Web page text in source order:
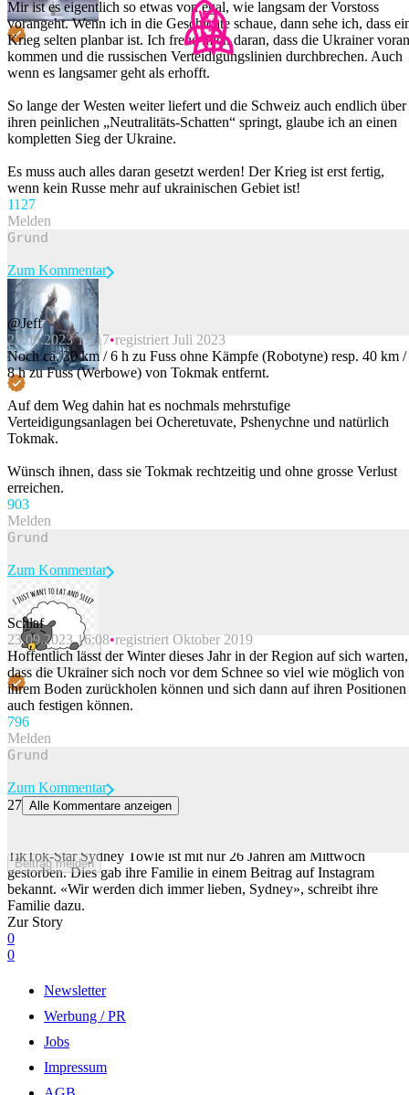
Mir ist es eigentlich so etwas von egal, wie langsam der Vorstoss
vorangeht. Wenn ich in die Geschichte schaue, dann sehe ich, dass
Krieg selten planbar ist. Ich freue mich daran, dass die Ukrainer voran
kommen und die russischen Verteidigungslinien durchbrechen. Auch
wenn es langsamer geht als erhofft.
So lange der Westen weiter liefert und die Schweiz auch endlich über
ihren peinlichen „Neutralitäts-Schatten“ springt, glaube ich an einen
kompletten Sieg der Ukraine.
Es muss auch alles daran gesetzt werden! Der Krieg ist erst fertig,
wenn kein Russe mehr auf ukrainischen Gebiet ist!
1127
Melden
Beitrag melden
Zum Kommentar
@Jeff
23.09.2023 17:17 registriert Juli 2023
Noch ca. 30 km / 6 h zu Fuss ohne Kämpfe (Robotyne) resp. 40 km /
8 h zu Fuss (Werbowe) von Tokmak entfernt.
Auf dem Weg dahin hat es nochmals mehrstufige
Verteidigungsanlagen bei Ocheretuvate, Pshenychne und natürlich
Tokmak.
Wünsch ihnen, dass sie Tokmak rechtzeitig und ohne grosse Verlust
erreichen.
903
Melden
Beitrag melden
Zum Kommentar
Schlaf
23.09.2023 16:08 registriert Oktober 2019
Hoffentlich lässt der Winter dieses Jahr in der Region auf sich warten,
dass die Ukrainer sich noch vor dem Schnee so viel wie möglich von
ihrem Boden zurückholen können und sich dann auf ihren Positionen
auch festigen können.
796
Melden
Beitrag melden
Zum Kommentar
27 Alle Kommentare anzeigen
TikTok-Star Sydney Towle ist mit nur 26 Jahren am Mittwoch
gestorben. Dies gab ihre Familie in einem Beitrag auf Instagram
bekannt. «Wir werden dich immer lieben, Sydney», schreibt ihre
Familie dazu.
Zur Story
0
0
Newsletter
Werbung / PR
Jobs
Impressum